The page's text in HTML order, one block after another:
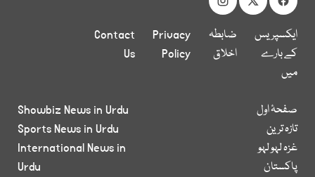
ایکسپریس
کے بارے
میں
ضابطہ
اخلاق
Privacy
Policy
Contact
Us
صفحۂ اول
تازہ ترین
غزہ لہو لہو
پاکستان
Showbiz News in Urdu
Sports News in Urdu
International News in
Urdu